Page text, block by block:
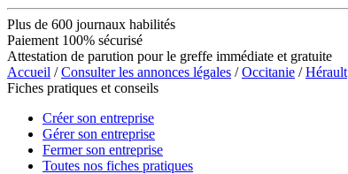
Plus de 600 journaux habilités
Paiement 100% sécurisé
Attestation de parution pour le greffe immédiate et gratuite
Accueil /Consulter les annonces légales /Occitanie /Hérault
Fiches pratiques et conseils
Créer son entreprise
Gérer son entreprise
Fermer son entreprise
Toutes nos fiches pratiques